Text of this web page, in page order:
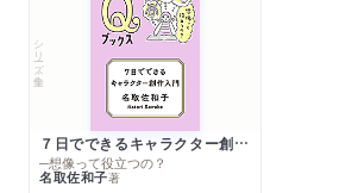
シリーズ・全集
７日でできるキャラクター創作入門
─想像って役立つの？
名取佐和子著